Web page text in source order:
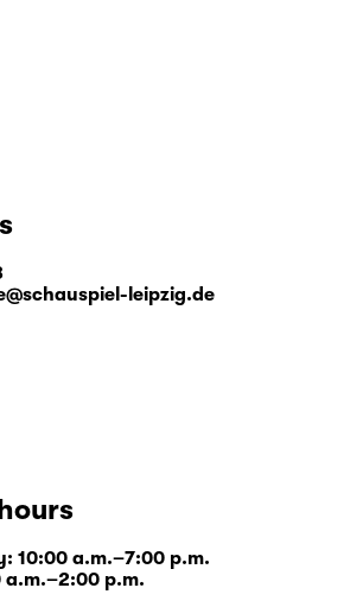
leipzig.de
10:00 a.m.–7:00 p.m.
p.m.